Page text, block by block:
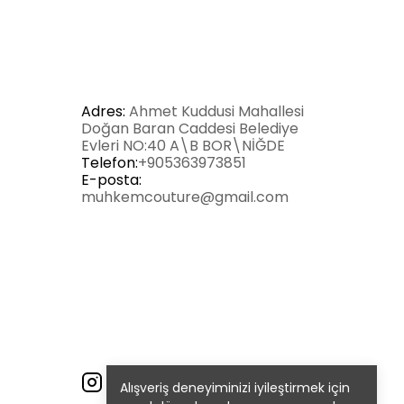
Alışveriş deneyiminizi iyileştirmek için
Adres: Ahmet Kuddusi Mahallesi
Doğan Baran Caddesi Belediye
Evleri NO:40 A\B BOR\NİĞDE
Telefon:+905363973851
E-posta:
muhkemcouture@gmail.com